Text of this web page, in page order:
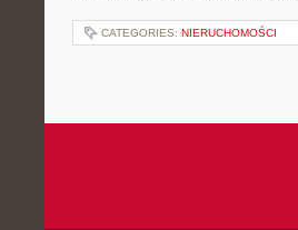
CATEGORIES: NIERUCHOMOŚCI